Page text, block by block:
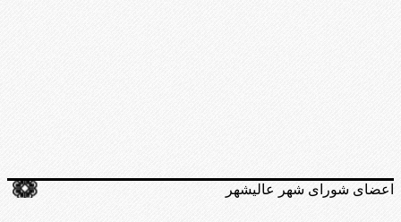
اعضای شورای شهر عالیشهر